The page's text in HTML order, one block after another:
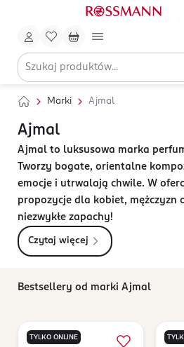
Marki Ajmal
Ajmal
Ajmal to luksusowa marka
Tworzy bogate, orientalne
emocje i utrwalają chwile. W
propozycje dla kobiet, mężczyzn
niezwykłe zapachy!
Czytaj więcej
Bestsellery od marki Ajmal
TYLKO ONLINE